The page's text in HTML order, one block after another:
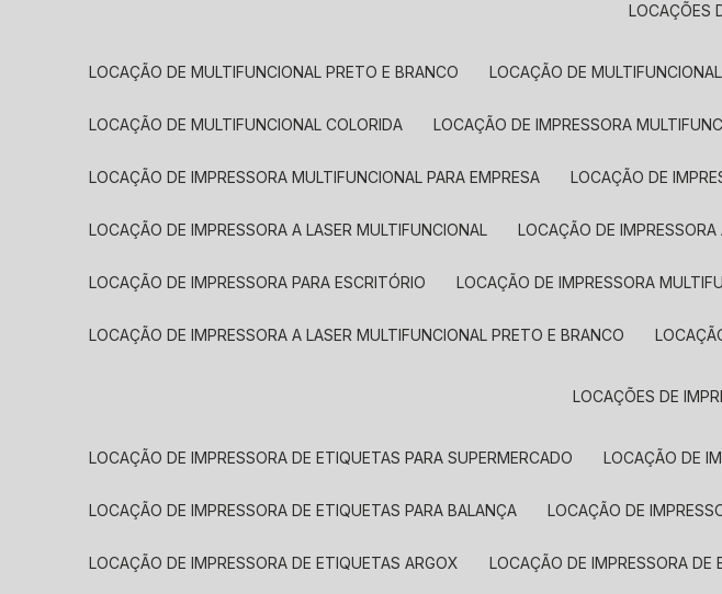
LOCAÇÕES
LOCAÇÃO DE MULTIFUNCIONAL PRETO E BRANCO LOCAÇÃO DE
LOCAÇÃO DE MULTIFUNCIONAL COLORIDA LOCAÇÃO DE IMPRESSORA
LOCAÇÃO DE IMPRESSORA MULTIFUNCIONAL PARA EMPRESA LOCAÇÃO DE
LOCAÇÃO DE IMPRESSORA A LASER MULTIFUNCIONAL LOCAÇÃO DE
LOCAÇÃO DE IMPRESSORA PARA ESCRITÓRIO LOCAÇÃO DE IMPRESSORA
LOCAÇÃO DE IMPRESSORA A LASER MULTIFUNCIONAL PRETO E BRANCO
LOCAÇÕES DE
LOCAÇÃO DE IMPRESSORA DE ETIQUETAS PARA SUPERMERCADO LOCAÇÃO DE
LOCAÇÃO DE IMPRESSORA DE ETIQUETAS PARA BALANÇA LOCAÇÃO DE
LOCAÇÃO DE IMPRESSORA DE ETIQUETAS ARGOX LOCAÇÃO DE IMPRESSORA